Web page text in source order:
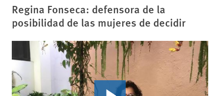
Regina Fonseca: defensora de la
posibilidad de las mujeres de decidir